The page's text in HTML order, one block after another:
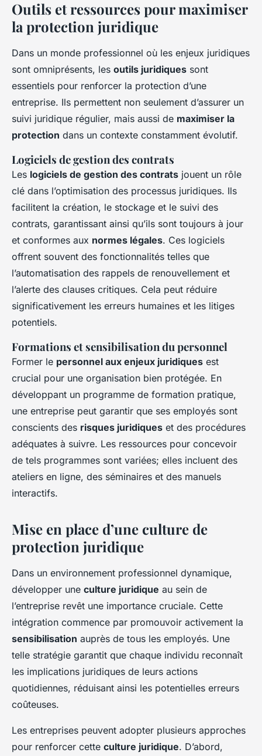
Outils et ressources pour maximiser
la protection juridique
Dans un monde professionnel où les enjeux juridiques
sont omniprésents, les outils juridiques sont
essentiels pour renforcer la protection d’une
entreprise. Ils permettent non seulement d’assurer un
suivi juridique régulier, mais aussi de maximiser la
protection dans un contexte constamment évolutif.
Logiciels de gestion des contrats
Les logiciels de gestion des contrats jouent un rôle
clé dans l’optimisation des processus juridiques. Ils
facilitent la création, le stockage et le suivi des
contrats, garantissant ainsi qu’ils sont toujours à jour
et conformes aux normes légales. Ces logiciels
offrent souvent des fonctionnalités telles que
l’automatisation des rappels de renouvellement et
l’alerte des clauses critiques. Cela peut réduire
significativement les erreurs humaines et les litiges
potentiels.
Formations et sensibilisation du personnel
Former le personnel aux enjeux juridiques est
crucial pour une organisation bien protégée. En
développant un programme de formation pratique,
une entreprise peut garantir que ses employés sont
conscients des risques juridiques et des procédures
adéquates à suivre. Les ressources pour concevoir
de tels programmes sont variées; elles incluent des
ateliers en ligne, des séminaires et des manuels
interactifs.
Mise en place d’une culture de
protection juridique
Dans un environnement professionnel dynamique,
développer une culture juridique au sein de
l’entreprise revêt une importance cruciale. Cette
intégration commence par promouvoir activement la
sensibilisation auprès de tous les employés. Une
telle stratégie garantit que chaque individu reconnaît
les implications juridiques de leurs actions
quotidiennes, réduisant ainsi les potentielles erreurs
coûteuses.
Les entreprises peuvent adopter plusieurs approches
pour renforcer cette culture juridique. D’abord,